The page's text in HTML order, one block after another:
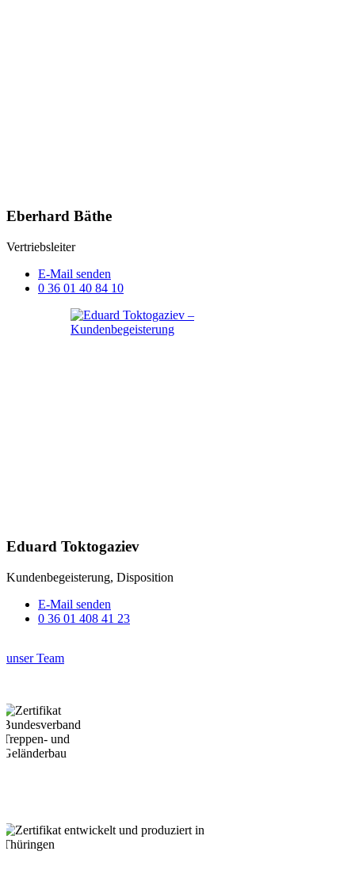
Eberhard Bäthe
Vertriebsleiter
E-Mail senden
0 36 01 40 84 10
Eduard Toktogaziev
Kundenbegeisterung, Disposition
E-Mail senden
0 36 01 408 41 23
unser Team